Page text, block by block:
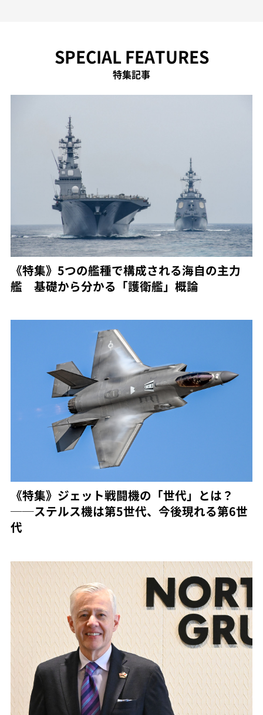
SPECIAL FEATURES
特集記事
《特集》5つの艦種で構成される海自の主力
艦 基礎から分かる「護衛艦」概論
《特集》ジェット戦闘機の「世代」とは？
──ステルス機は第5世代、今後現れる第6世
代